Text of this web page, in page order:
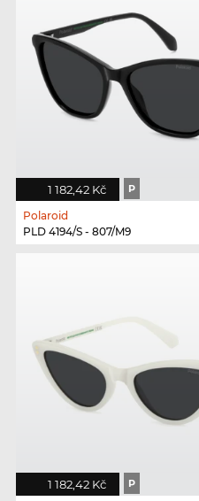
1 182,42 Kč P
Polaroid
PLD 4194/S - 807/M9
1 182,42 Kč P